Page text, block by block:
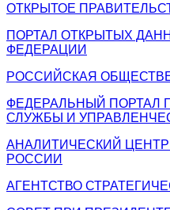
ОТКРЫТОЕ
ПОРТАЛ ОТКРЫТЫХ
ФЕДЕРАЦИИ
РОССИЙСКАЯ
ФЕДЕРАЛЬНЫЙ ПОРТАЛ
СЛУЖБЫ И
АНАЛИТИЧЕСКИЙ
РОССИИ
АГЕНТСТВО